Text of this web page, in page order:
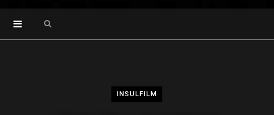
INSULFILM